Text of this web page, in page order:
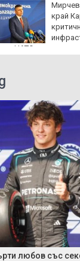
край
от НАТО
любов със